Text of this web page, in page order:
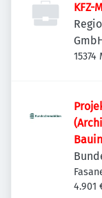
KFZ-
(w/
4.901